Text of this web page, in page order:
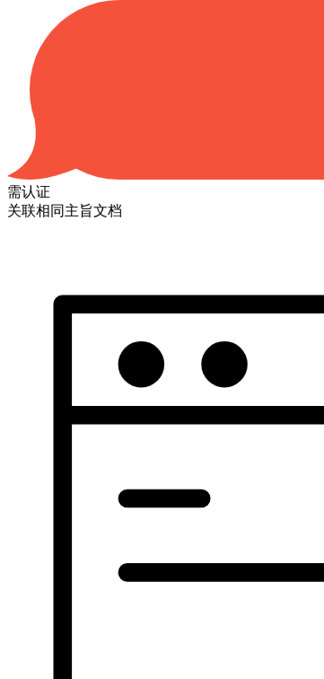
需认证
关联相同主旨文档